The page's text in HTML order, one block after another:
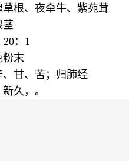
草根、夜牵牛、紫苑茸
茎
20：1
粉末
、甘、苦；归肺经
久，。